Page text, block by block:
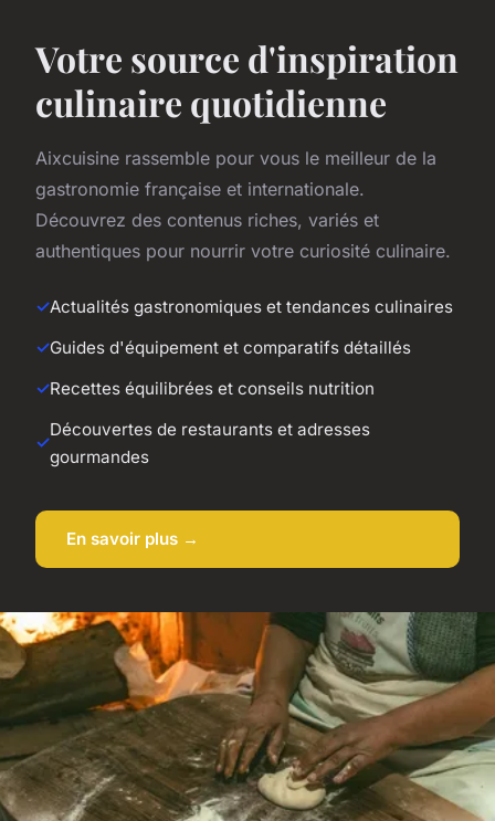
Votre source d'inspiration
culinaire quotidienne
Aixcuisine rassemble pour vous le meilleur de la
gastronomie française et internationale.
Découvrez des contenus riches, variés et
authentiques pour nourrir votre curiosité culinaire.
Actualités gastronomiques et tendances culinaires
Guides d'équipement et comparatifs détaillés
Recettes équilibrées et conseils nutrition
Découvertes de restaurants et adresses
gourmandes
En savoir plus →